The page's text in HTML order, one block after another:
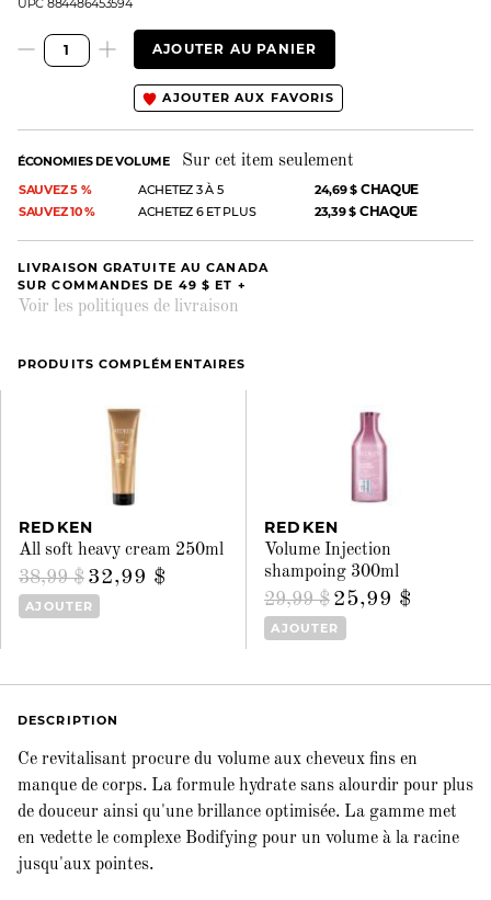
UPC 884486453594
AJOUTER AU PANIER
AJOUTER AUX FAVORIS
ÉCONOMIES DE VOLUME Sur cet item seulement
SAUVEZ 5 % ACHETEZ 3 À 5 24,69 $ CHAQUE
SAUVEZ 10 % ACHETEZ 6 ET PLUS 23,39 $ CHAQUE
LIVRAISON GRATUITE AU CANADA
SUR COMMANDES DE 49 $ ET +
Voir les politiques de livraison
PRODUITS COMPLÉMENTAIRES
REDKEN
All soft heavy cream 250ml
38,99 $ 32,99 $
AJOUTER
REDKEN
Volume Injection
shampoing 300ml
29,99 $ 25,99 $
AJOUTER
DESCRIPTION
Ce revitalisant procure du volume aux cheveux fins en
manque de corps. La formule hydrate sans alourdir pour plus
de douceur ainsi qu'une brillance optimisée. La gamme met
en vedette le complexe Bodifying pour un volume à la racine
jusqu'aux pointes.